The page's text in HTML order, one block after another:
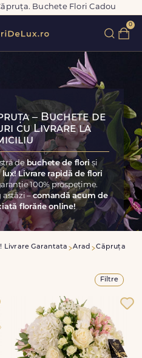
Buchete Flori Cadou
0
– Buchete de
cu Livrare la
de buchete de floriși
Livrare rapidă de flori
100% prospețime.
astăzi –comandă acum de
florărie online!
Livrare Garantata Arad Căpruța
Filtre